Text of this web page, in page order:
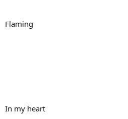
Flaming
In my heart